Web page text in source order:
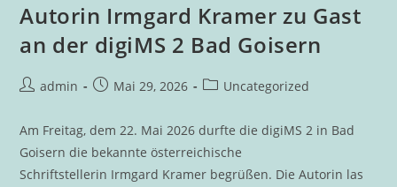
Autorin Irmgard Kramer zu Gast
an der digiMS 2 Bad Goisern
Beitrags-
admin
BeitragMai 29, 2026
Beitrags-
Uncategorized
Am Freitag, dem 22. Mai 2026 durfte die digiMS 2 in Bad
Goisern die bekannte österreichische
Schriftstellerin Irmgard Kramer begrüßen. Die Autorin las